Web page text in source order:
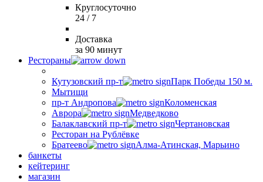
Круглосуточно
24 / 7
Доставка
за 90 минут
Рестораны
Кутузовский пр-т
Парк Победы 150 м.
Мытищи
пр-т Андропова
Коломенская
Аврора
Медведково
Балаклавский пр-т
Чертановская
Ресторан на Рублёвке
Братеево
Алма-Атинская, Марьино
банкеты
кейтеринг
магазин